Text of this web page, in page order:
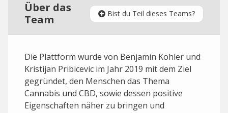
Über das
Team
Bist du Teil dieses Teams?
Die Plattform wurde von Benjamin Köhler und
Kristijan Pribicevic im Jahr 2019 mit dem Ziel
gegründet, den Menschen das Thema
Cannabis und CBD, sowie dessen positive
Eigenschaften näher zu bringen und